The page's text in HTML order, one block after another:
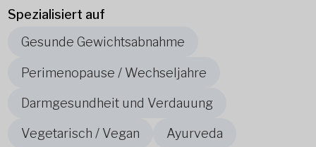
Spezialisiert auf
Gesunde Gewichtsabnahme
Perimenopause / Wechseljahre
Darmgesundheit und Verdauung
Vegetarisch / Vegan
Ayurveda